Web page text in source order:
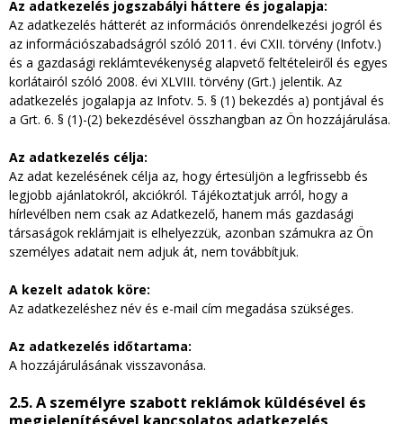
Az adatkezelés jogszabályi háttere és jogalapja:
Az adatkezelés hátterét az információs önrendelkezési jogról és
az információszabadságról szóló 2011. évi CXII. törvény (Infotv.)
és a gazdasági reklámtevékenység alapvető feltételeiről és egyes
korlátairól szóló 2008. évi XLVIII. törvény (Grt.) jelentik. Az
adatkezelés jogalapja az Infotv. 5. § (1) bekezdés a) pontjával és
a Grt. 6. § (1)-(2) bekezdésével összhangban az Ön hozzájárulása.
Az adatkezelés célja:
Az adat kezelésének célja az, hogy értesüljön a legfrissebb és
legjobb ajánlatokról, akciókról. Tájékoztatjuk arról, hogy a
hírlevélben nem csak az Adatkezelő, hanem más gazdasági
társaságok reklámjait is elhelyezzük, azonban számukra az Ön
személyes adatait nem adjuk át, nem továbbítjuk.
A kezelt adatok köre:
Az adatkezeléshez név és e-mail cím megadása szükséges.
Az adatkezelés időtartama:
A hozzájárulásának visszavonása.
2.5. A személyre szabott reklámok küldésével és